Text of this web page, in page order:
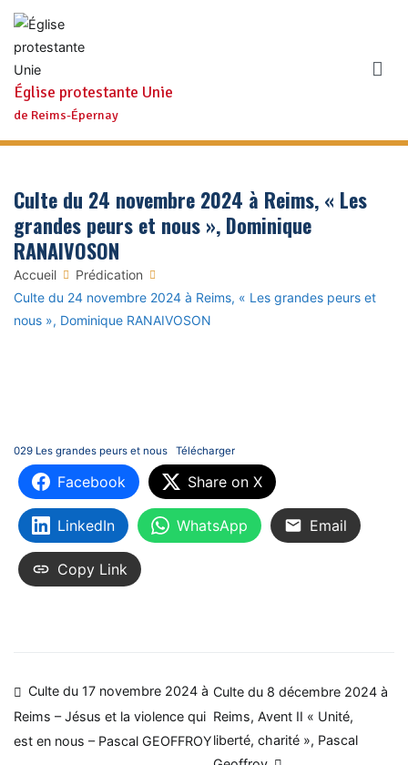
Aller
contenu
Église protestante Unie
de Reims-Épernay
Culte du 24 novembre 2024 à Reims, « Les
grandes peurs et nous », Dominique
RANAIVOSON
Accueil
Prédication
Culte du 24 novembre 2024 à Reims, « Les grandes peurs et
nous », Dominique RANAIVOSON
029 Les grandes peurs et nous Télécharger
Facebook Share on X
LinkedIn WhatsApp Email
Copy Link
Navigation
de
Culte du 17 novembre 2024 à
Reims – Jésus et la violence qui
est en nous – Pascal GEOFFROY
Culte du 8 décembre 2024 à
Reims, Avent II « Unité,
liberté, charité », Pascal